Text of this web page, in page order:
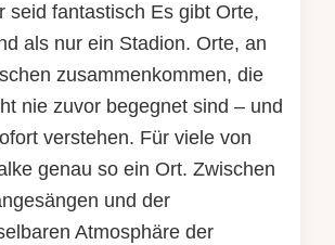
seid fantastisch Es gibt Orte,
als nur ein Stadion. Orte, an
zusammenkommen, die
nie zuvor begegnet sind – und
verstehen. Für viele von
genau so ein Ort. Zwischen
und der
Atmosphäre der